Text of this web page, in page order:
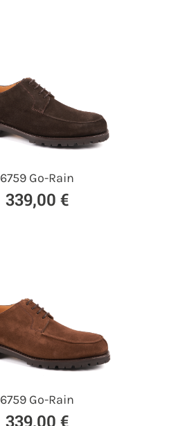
6759 Go-Rain
339,00 €
6759 Go-Rain
339,00 €